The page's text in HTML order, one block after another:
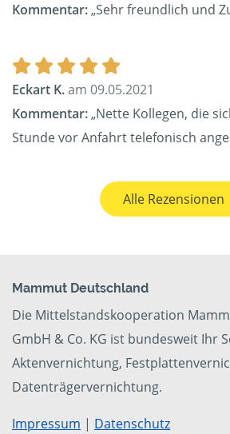
Kommentar:„Sehr freundlich und
Eckart K.am 09.05.2021
Kommentar:„Nette Kollegen, die
Stunde vor Anfahrt telefonisch
Alle Rezensionen
Mammut Deutschland
Die Mittelstandskooperation
GmbH & Co. KG ist bundesweit Ihr
Aktenvernichtung,
Datenträgervernichtung.
Impressum | Datenschutz